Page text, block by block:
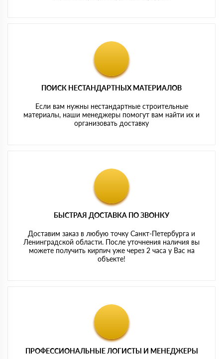
ПОИСК НЕСТАНДАРТНЫХ МАТЕРИАЛОВ
Если вам нужны нестандартные строительные
материалы, наши менеджеры помогут вам найти их и
организовать доставку
БЫСТРАЯ ДОСТАВКА ПО ЗВОНКУ
Доставим заказ в любую точку Санкт-Петербурга и
Ленинградской области. После уточнения наличия вы
можете получить кирпич уже через 2 часа у Вас на
объекте!
ПРОФЕССИОНАЛЬНЫЕ ЛОГИСТЫ И МЕНЕДЖЕРЫ